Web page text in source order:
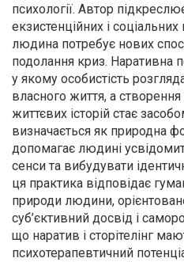
психології. Автор
екзистенційних і
людина потребує нових
подолання криз. Наративна
у якому особистість
власного життя, а
життєвих історій стає
визначається як природна
допомагає людині
сенси та вибудувати
ця практика відповідає
природи людини,
суб’єктивний досвід і
що наратив і сторітелінг
психотерапевтичний